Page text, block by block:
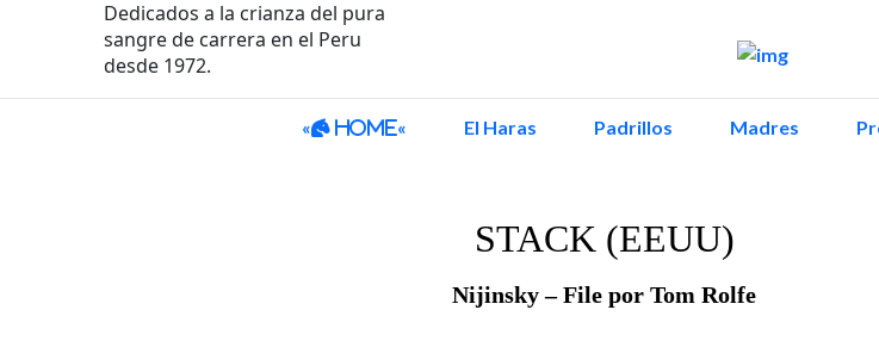
Dedicados a la crianza del pura
sangre de carrera en el Peru
desde 1972.
« Home« El Haras Padrillos Madres
STACK (EEUU)
Nijinsky – File por Tom Rolfe